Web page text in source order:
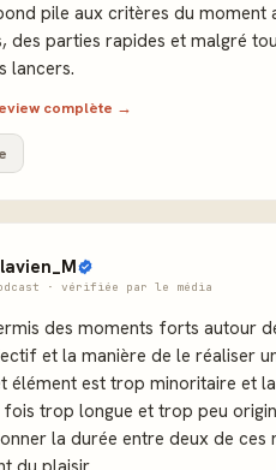
pile aux critères du moment
des parties rapides et malgré
lancers.
complète →
· vérifiée par le média
des moments forts autour
et la manière de le réaliser
élément est trop minoritaire et
fois trop longue et trop peu
la durée entre deux de ces